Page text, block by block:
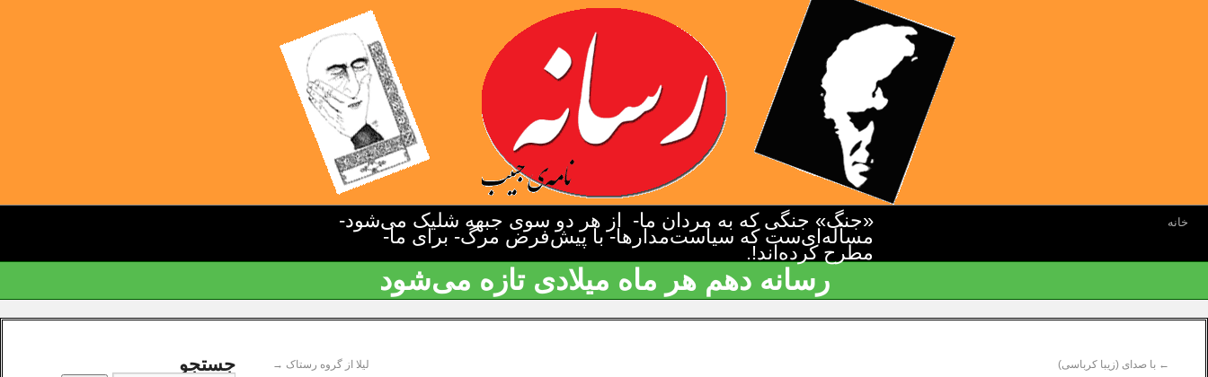
خانه «جنگ» جنگی که به مردان ما- از هر دو سوی جبهه شلیک می‌شود-
مسأله‌ای‌ست که سیاست‌مدارها- با پیش‌فرض مرگ- برای ما-
مطرح کرده‌اند!.
رسانه دهم هر ماه میلادی تازه می‌شود
← با صدای (زیبا کرباسی) لیلا از گروه رستاک → جستجو